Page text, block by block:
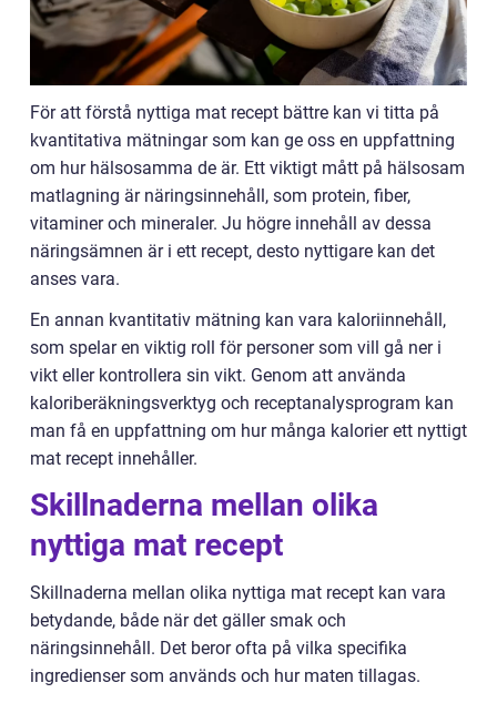
För att förstå nyttiga mat recept bättre kan vi titta på
kvantitativa mätningar som kan ge oss en uppfattning
om hur hälsosamma de är. Ett viktigt mått på hälsosam
matlagning är näringsinnehåll, som protein, fiber,
vitaminer och mineraler. Ju högre innehåll av dessa
näringsämnen är i ett recept, desto nyttigare kan det
anses vara.
En annan kvantitativ mätning kan vara kaloriinnehåll,
som spelar en viktig roll för personer som vill gå ner i
vikt eller kontrollera sin vikt. Genom att använda
kaloriberäkningsverktyg och receptanalysprogram kan
man få en uppfattning om hur många kalorier ett nyttigt
mat recept innehåller.
Skillnaderna mellan olika
nyttiga mat recept
Skillnaderna mellan olika nyttiga mat recept kan vara
betydande, både när det gäller smak och
näringsinnehåll. Det beror ofta på vilka specifika
ingredienser som används och hur maten tillagas.